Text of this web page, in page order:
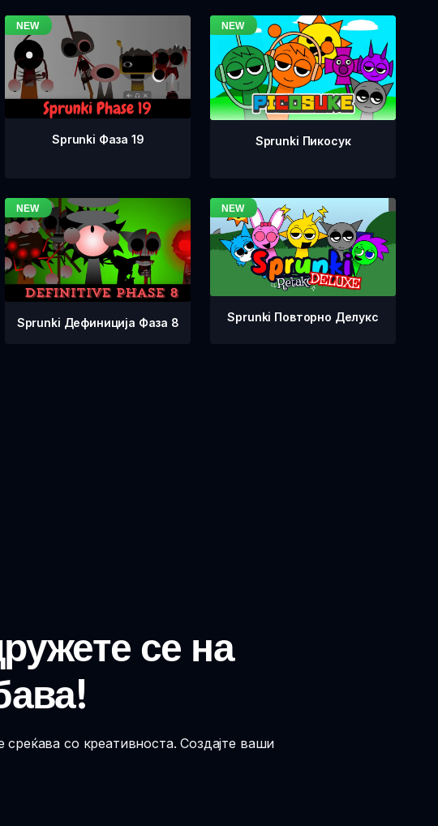
Sprunki Фаза 19 Sprunki Пикосук
Sprunki Дефиниција Фаза 8 Sprunki Повторно Делукс
се на
со креативноста. Создајте ваши